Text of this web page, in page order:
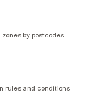
by postcodes
rules and conditions